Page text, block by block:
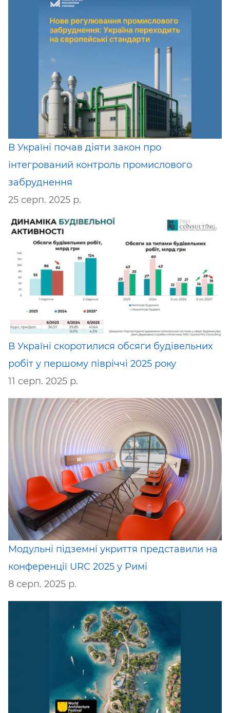
В Україні почав діяти закон про
інтегрований контроль промислового
забруднення
25 серп. 2025 р.
В Україні скоротилися обсяги будівельних
робіт у першому півріччі 2025 року
11 серп. 2025 р.
Модульні підземні укриття представили на
конференції URC 2025 у Римі
8 серп. 2025 р.